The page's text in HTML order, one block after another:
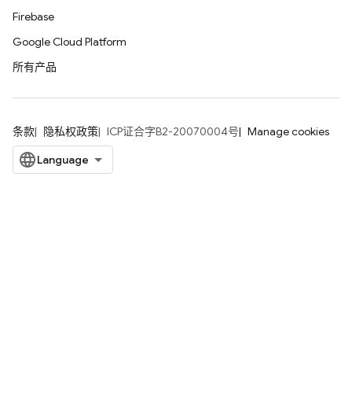
Firebase
Google Cloud Platform
所有产品
条款 隐私权政策 ICP证合字B2-20070004号 Manage cookies